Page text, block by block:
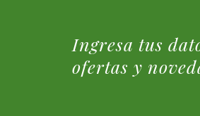
Ingresa tus
ofertas y